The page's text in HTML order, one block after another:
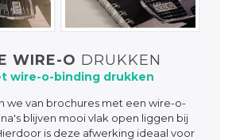
WIRE-O DRUKKEN
wire-o-binding drukken
we van brochures met een wire-o-
blijven mooi vlak open liggen bij
is deze afwerking ideaal voor